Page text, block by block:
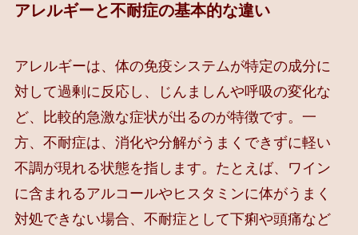
アレルギーと不耐症の基本的な違い
アレルギーは、体の免疫システムが特定の成分に
対して過剰に反応し、じんましんや呼吸の変化な
ど、比較的急激な症状が出るのが特徴です。一
方、不耐症は、消化や分解がうまくできずに軽い
不調が現れる状態を指します。たとえば、ワイン
に含まれるアルコールやヒスタミンに体がうまく
対処できない場合、不耐症として下痢や頭痛など